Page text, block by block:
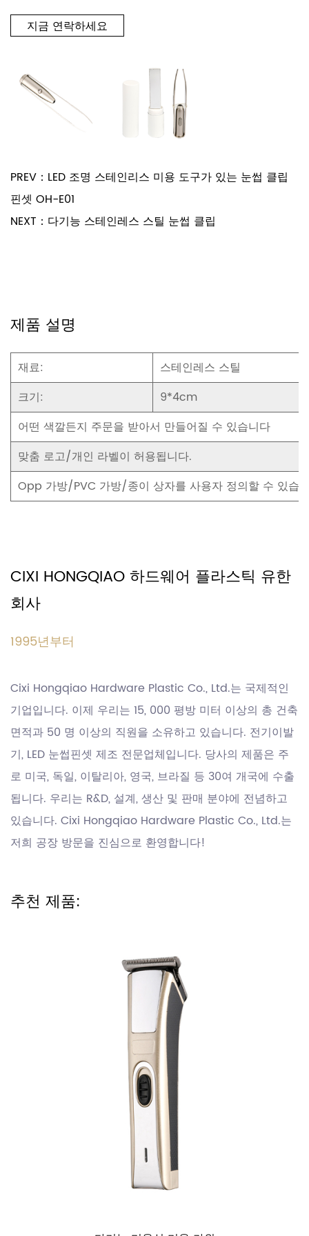
지금 연락하세요
PREV：LED 조명 스테인리스 미용 도구가 있는 눈썹 클립
핀셋 OH-E01
NEXT：다기능 스테인레스 스틸 눈썹 클립
제품 설명
재료:
스테인레스 스틸
크기:
9*4cm
어떤 색깔든지 주문을 받아서 만들어질 수 있습니다
맞춤 로고/개인 라벨이 허용됩니다.
Opp 가방/PVC 가방/종이 상자를 사용자 정의할 수 있습
CIXI HONGQIAO 하드웨어 플라스틱 유한
회사
1995년부터
Cixi Hongqiao Hardware Plastic Co., Ltd.는 국제적인
기업입니다. 이제 우리는 15, 000 평방 미터 이상의 총 건축
면적과 50 명 이상의 직원을 소유하고 있습니다. 전기이발
기, LED 눈썹핀셋 제조 전문업체입니다. 당사의 제품은 주
로 미국, 독일, 이탈리아, 영국, 브라질 등 30여 개국에 수출
됩니다. 우리는 R&D, 설계, 생산 및 판매 분야에 전념하고
있습니다. Cixi Hongqiao Hardware Plastic Co., Ltd.는
저희 공장 방문을 진심으로 환영합니다!
추천 제품: